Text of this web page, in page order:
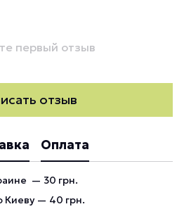
первый отзыв
отзыв
Оплата
— 30 грн.
Киеву — 40 грн.